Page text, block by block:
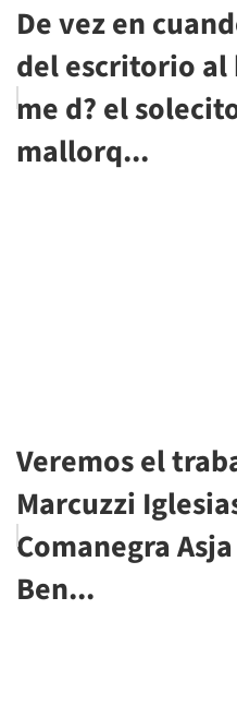
De vez en
del escritorio al
me d? el
mallorq...
Veremos el
Marcuzzi
Comanegra
Ben...